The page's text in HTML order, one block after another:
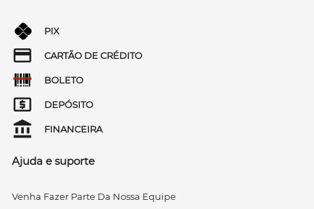
PIX
CARTÃO DE CRÉDITO
BOLETO
DEPÓSITO
FINANCEIRA
Ajuda e suporte
Venha Fazer Parte Da Nossa Equipe